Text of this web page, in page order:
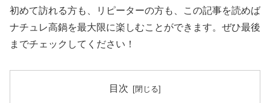
初めて訪れる方も、リピーターの方も、この記事を読めば
ナチュレ高鍋を最大限に楽しむことができます。ぜひ最後
までチェックしてください！
目次